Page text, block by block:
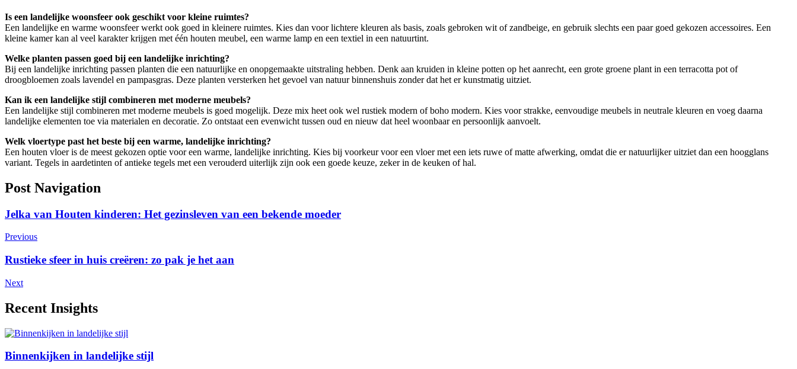
Is een landelijke woonsfeer ook geschikt voor kleine ruimtes?
Een landelijke en warme woonsfeer werkt ook goed in kleinere ruimtes. Kies dan voor lichtere kleuren als basis, zoals gebroken wit of zandbeige, en gebruik slechts een paar goed gekozen accessoires. Een
kleine kamer kan al veel karakter krijgen met één houten meubel, een warme lamp en een textiel in een natuurtint.
Welke planten passen goed bij een landelijke inrichting?
Bij een landelijke inrichting passen planten die een natuurlijke en onopgemaakte uitstraling hebben. Denk aan kruiden in kleine potten op het aanrecht, een grote groene plant in een terracotta pot of
droogbloemen zoals lavendel en pampasgras. Deze planten versterken het gevoel van natuur binnenshuis zonder dat het er kunstmatig uitziet.
Kan ik een landelijke stijl combineren met moderne meubels?
Een landelijke stijl combineren met moderne meubels is goed mogelijk. Deze mix heet ook wel rustiek modern of boho modern. Kies voor strakke, eenvoudige meubels in neutrale kleuren en voeg daarna
landelijke elementen toe via materialen en decoratie. Zo ontstaat een evenwicht tussen oud en nieuw dat heel woonbaar en persoonlijk aanvoelt.
Welk vloertype past het beste bij een warme, landelijke inrichting?
Een houten vloer is de meest gekozen optie voor een warme, landelijke inrichting. Kies bij voorkeur voor een vloer met een iets ruwe of matte afwerking, omdat die er natuurlijker uitziet dan een hoogglans
variant. Tegels in aardetinten of antieke tegels met een verouderd uiterlijk zijn ook een goede keuze, zeker in de keuken of hal.
Post Navigation
Jelka van Houten kinderen: Het gezinsleven van een bekende moeder
Previous
Rustieke sfeer in huis creëren: zo pak je het aan
Next
Recent Insights
Binnenkijken in landelijke stijl